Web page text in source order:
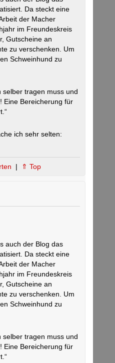
Da steckt eine
der Macher
im Freundeskreis
Gutscheine an
zu verschenken. Um
Schweinhund zu
tragen muss und
Eine Bereicherung für
ich sehr selten:
| ⇑ Top
auch der Blog das
Da steckt eine
der Macher
im Freundeskreis
Gutscheine an
zu verschenken. Um
Schweinhund zu
tragen muss und
Eine Bereicherung für